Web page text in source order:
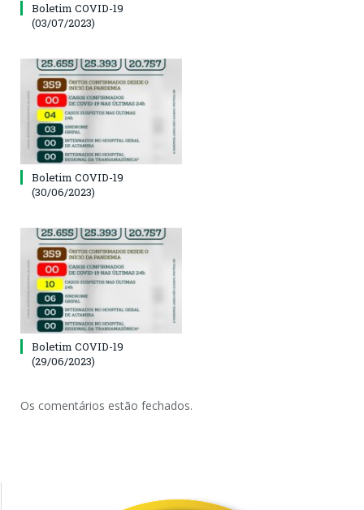
Boletim COVID-19
(03/07/2023)
Boletim COVID-19
(30/06/2023)
Boletim COVID-19
(29/06/2023)
Os comentários estão fechados.